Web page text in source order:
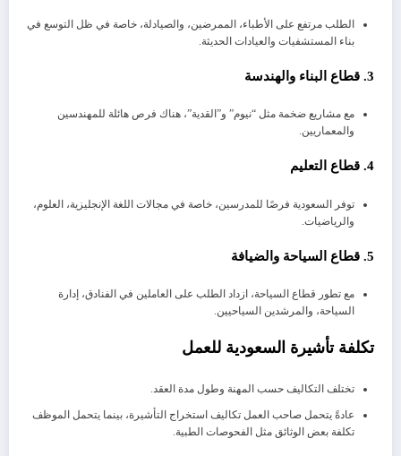
الطلب مرتفع على الأطباء، الممرضين، والصيادلة، خاصة في ظل التوسع في
بناء المستشفيات والعيادات الحديثة.
3. قطاع البناء والهندسة
مع مشاريع ضخمة مثل “نيوم” و”القدية”، هناك فرص هائلة للمهندسين
والمعماريين.
4. قطاع التعليم
توفر السعودية فرصًا للمدرسين، خاصة في مجالات اللغة الإنجليزية، العلوم،
والرياضيات.
5. قطاع السياحة والضيافة
مع تطور قطاع السياحة، ازداد الطلب على العاملين في الفنادق، إدارة
السياحة، والمرشدين السياحيين.
تكلفة تأشيرة السعودية للعمل
تختلف التكاليف حسب المهنة وطول مدة العقد.
عادةً يتحمل صاحب العمل تكاليف استخراج التأشيرة، بينما يتحمل الموظف
تكلفة بعض الوثائق مثل الفحوصات الطبية.